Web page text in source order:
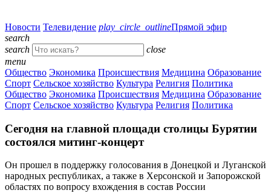
Новости Телевидение play_circle_outlineПрямой эфир
search
search
close
menu
Общество Экономика Происшествия Медицина Образование
Спорт Сельское хозяйство Культура Религия Политика
Общество Экономика Происшествия Медицина Образование
Спорт Сельское хозяйство Культура Религия Политика
Сегодня на главной площади столицы Бурятии
состоялся митинг-концерт
Он прошел в поддержку голосования в Донецкой и Луганской
народных республиках, а также в Херсонской и Запорожской
областях по вопросу вхождения в состав России